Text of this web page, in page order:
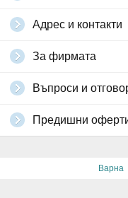
Адрес и контакти
За фирмата
Въпроси и
Предишни
Варна